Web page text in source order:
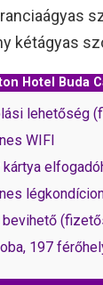
kétágyas
Hotel Buda
lehetőség
WIFI
kártya
bevihető
197